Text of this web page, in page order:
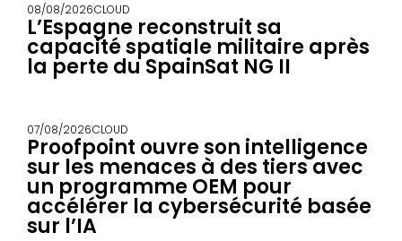
08/08/2026CLOUD
L’Espagne reconstruit sa
capacité spatiale militaire après
la perte du SpainSat NG II
07/08/2026CLOUD
Proofpoint ouvre son intelligence
sur les menaces à des tiers avec
un programme OEM pour
accélérer la cybersécurité basée
sur l’IA